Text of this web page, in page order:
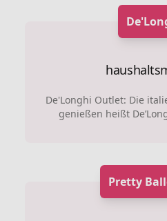
De'Longhi Outlet: Die
genießen heißt
Pretty